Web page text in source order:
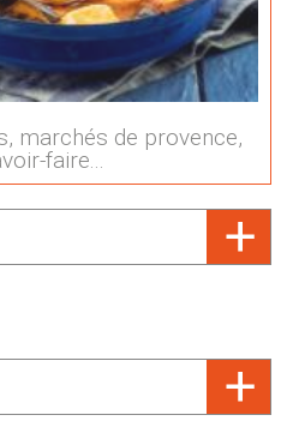
marchés de provence,
faire...